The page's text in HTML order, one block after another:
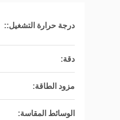
درجة حرارة التشغيل::
دقة:
مزود الطاقة:
الوسائط المقاسة: